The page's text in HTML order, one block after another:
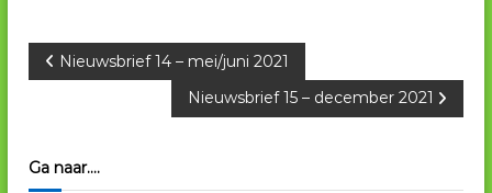
B
r
Nieuwsbrief 14 – mei/juni 2021
Nieuwsbrief 15 – december 2021
Ga naar….